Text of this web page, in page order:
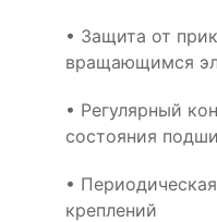
• Защита от
вращающимся
• Регулярный
состояния
•
креплений